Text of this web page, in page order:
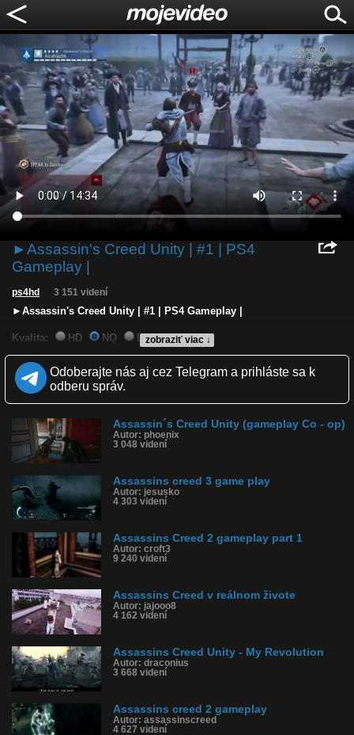
►Assassin's Creed Unity | #1 | PS4
Gameplay |
zobraziť viac ↓
ps4hd 3 151 videní
►Assassin's Creed Unity | #1 | PS4 Gameplay |
Kvalita: HD NQ
LQ
Zverejnené: 30.3.2015 12:45
Páči sa: 100% (1 hlasov)
Obľúbené: 0
Komentárov: 5
Dľžka: 14:34
Tagy: ac, ac unity, assassins creed, pariz, francuzko, moderne,
historia, dejepis, zbrane, stredovek, brutal, stealth, games, hry,
ps4, hd, funny
História sledovanosti videa:
Odoberajte nás aj cez Telegram a prihláste sa k
odberu správ.
Assassin´s Creed Unity (gameplay Co - op)
Autor: phoenix
3 048 videní
Assassins creed 3 game play
Autor: jesusko
4 303 videní
Assassins Creed 2 gameplay part 1
Autor: croft3
9 240 videní
Assassins Creed v reálnom živote
Autor: jajooo8
4 162 videní
Assassins Creed Unity - My Revolution
Autor: draconius
3 668 videní
Assassins creed 2 gameplay
Autor: assassinscreed
4 627 videní